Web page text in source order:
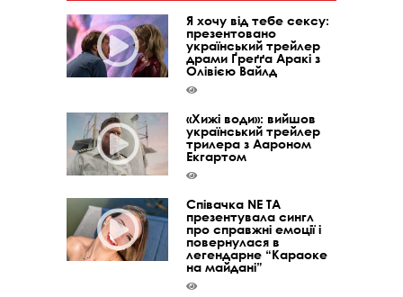
Я хочу від тебе сексу:
презентовано
український трейлер
драми Ґреґґа Аракі з
Олівією Вайлд
«Хижі води»: вийшов
український трейлер
трилера з Аароном
Екгартом
Співачка NE TA
презентувала сингл
про справжні емоції і
повернулася в
легендарне “Караоке
на майдані”